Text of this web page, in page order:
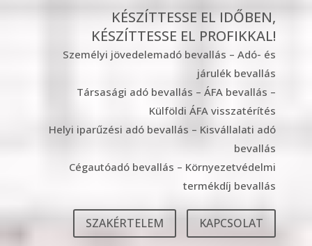
KÉSZÍTTESSE EL IDŐBEN,
KÉSZÍTTESSE EL PROFIKKAL!
Személyi jövedelemadó bevallás – Adó- és
járulék bevallás
Társasági adó bevallás – ÁFA bevallás –
Külföldi ÁFA visszatérítés
Helyi iparűzési adó bevallás – Kisvállalati adó
bevallás
Cégautóadó bevallás – Környezetvédelmi
termékdíj bevallás
SZAKÉRTELEM KAPCSOLAT